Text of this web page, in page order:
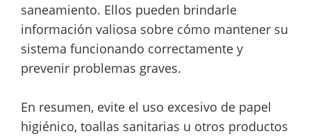
saneamiento. Ellos pueden brindarle
información valiosa sobre cómo mantener su
sistema funcionando correctamente y
prevenir problemas graves.
En resumen, evite el uso excesivo de papel
higiénico, toallas sanitarias u otros productos